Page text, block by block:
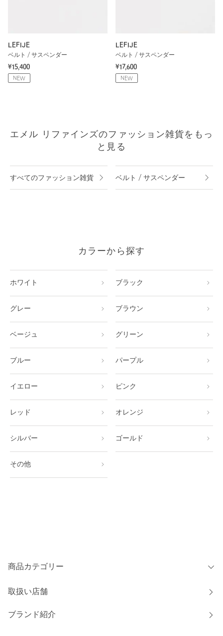
LEFIJE
ベルト / サスペンダー
¥15,400
NEW
LEFIJE
ベルト / サスペンダー
¥17,600
NEW
エメル リファインズのファッション雑貨をもっ
と見る
すべてのファッション雑貨 ベルト / サスペンダー
カラーから探す
ホワイト ブラック
グレー ブラウン
ベージュ グリーン
ブルー パープル
イエロー ピンク
レッド オレンジ
シルバー ゴールド
その他
商品カテゴリー
取扱い店舗
ブランド紹介